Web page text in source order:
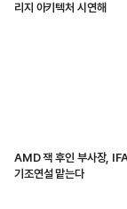
리지 아키텍처 시연해
AMD 잭 후인 부사장,
기조연설 맡는다